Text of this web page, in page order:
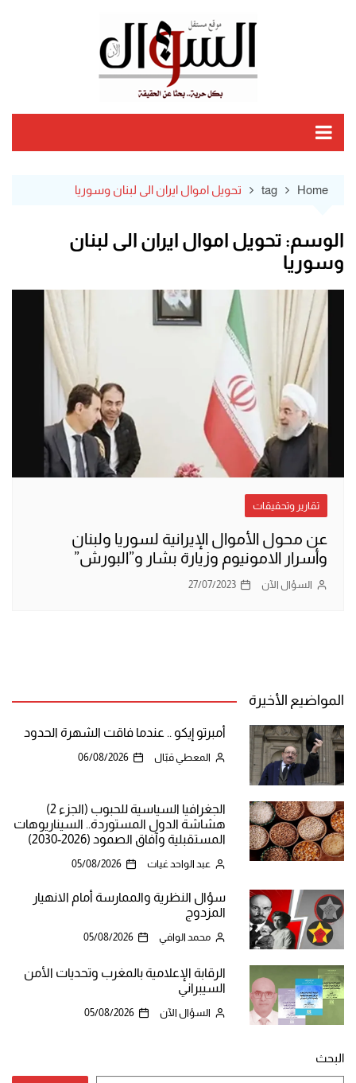
Home
tag تحويل اموال ايران الى لبنان وسوريا
الوسم: تحويل اموال ايران الى لبنان
وسوريا
تقارير وتحقيقات
عن محول الأموال الإيرانية لسوريا ولبنان
وأسرار الامونيوم وزيارة بشار و”البورش”
السؤال الآن 27/07/2023
المواضيع الأخيرة
أمبرتو إيكو .. عندما فاقت الشهرة الحدود
المعطي قبّال 06/08/2026
الجغرافيا السياسية للحبوب (الجزء 2)
هشاشة الدول المستوردة.. السيناريوهات
المستقبلية وآفاق الصمود (2026-2030)
عبد الواحد غيات 05/08/2026
سؤال النظرية والممارسة أمام الانهيار
المزدوج
محمد الوافي 05/08/2026
الرقابة الإعلامية بالمغرب وتحديات الأمن
السيبراني
السؤال الآن 05/08/2026
البحث